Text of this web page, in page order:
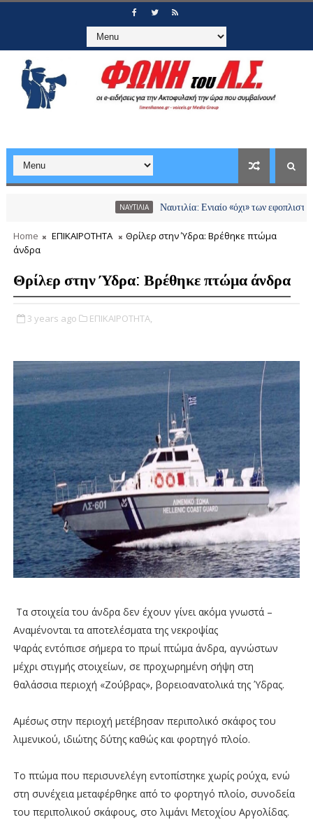
Ναυτιλία: Ενιαίο «όχι» των εφοπλιστών σε
Home ΕΠΙΚΑΙΡΟΤΗΤΑ
Θρίλερ στην Ύδρα: Βρέθηκε πτώμα
άνδρα
Θρίλερ στην Ύδρα: Βρέθηκε πτώμα άνδρα
3 years ago ΕΠΙΚΑΙΡΟΤΗΤΑ,
Τα στοιχεία του άνδρα δεν έχουν γίνει ακόμα γνωστά –
Αναμένονται τα αποτελέσματα της νεκροψίας
Ψαράς εντόπισε σήμερα το πρωί πτώμα άνδρα, αγνώστων
μέχρι στιγμής στοιχείων, σε προχωρημένη σήψη στη
θαλάσσια περιοχή «Ζούβρας», βορειοανατολικά της Ύδρας.
Αμέσως στην περιοχή μετέβησαν περιπολικό σκάφος του
λιμενικού, ιδιώτης δύτης καθώς και φορτηγό πλοίο.
Το πτώμα που περισυνελέγη εντοπίστηκε χωρίς ρούχα, ενώ
στη συνέχεια μεταφέρθηκε από το φορτηγό πλοίο, συνοδεία
του περιπολικού σκάφους, στο λιμάνι Μετοχίου Αργολίδας.